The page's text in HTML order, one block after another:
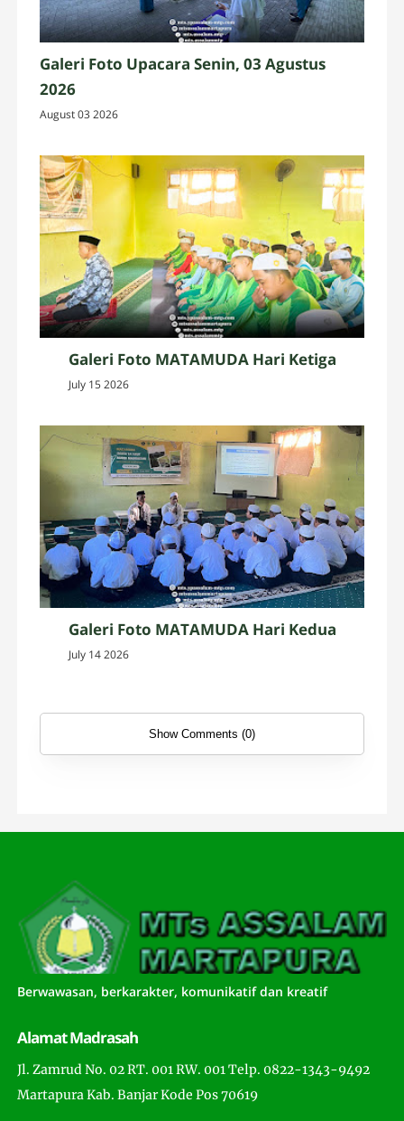
Galeri Foto Upacara Senin, 03 Agustus
2026
August 03 2026
Galeri Foto MATAMUDA Hari Ketiga
July 15 2026
Galeri Foto MATAMUDA Hari Kedua
July 14 2026
Show Comments (0)
Berwawasan, berkarakter, komunikatif dan kreatif
Alamat Madrasah
Jl. Zamrud No. 02 RT. 001 RW. 001 Telp. 0822-1343-9492
Martapura Kab. Banjar Kode Pos 70619